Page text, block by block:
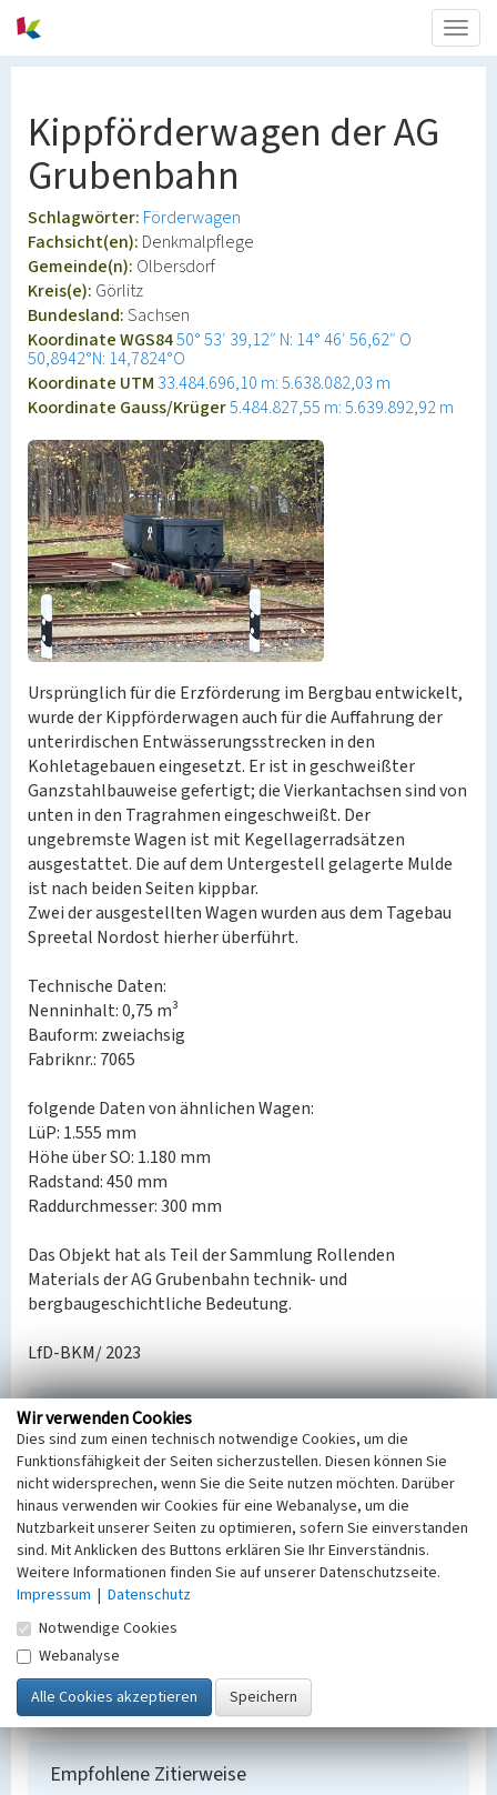
Kippförderwagen der AG
Grubenbahn
Schlagwörter: Förderwagen
Fachsicht(en): Denkmalpflege
Gemeinde(n): Olbersdorf
Kreis(e): Görlitz
Bundesland:Sachsen
Koordinate WGS8450° 53′ 39,12″ N: 14° 46′ 56,62″ O
50,8942°N: 14,7824°O
Koordinate UTM 33.484.696,10 m: 5.638.082,03 m
Koordinate Gauss/Krüger5.484.827,55 m: 5.639.892,92 m
Ursprünglich für die Erzförderung im Bergbau entwickelt,
wurde der Kippförderwagen auch für die Auffahrung der
unterirdischen Entwässerungsstrecken in den
Kohletagebauen eingesetzt. Er ist in geschweißter
Ganzstahlbauweise gefertigt; die Vierkantachsen sind von
unten in den Tragrahmen eingeschweißt. Der
ungebremste Wagen ist mit Kegellagerradsätzen
ausgestattet. Die auf dem Untergestell gelagerte Mulde
ist nach beiden Seiten kippbar.
Zwei der ausgestellten Wagen wurden aus dem Tagebau
Spreetal Nordost hierher überführt.
Technische Daten:
Nenninhalt: 0,75 m³
Bauform: zweiachsig
Fabriknr.: 7065
folgende Daten von ähnlichen Wagen:
LüP: 1.555 mm
Höhe über SO: 1.180 mm
Radstand: 450 mm
Raddurchmesser: 300 mm
Das Objekt hat als Teil der Sammlung Rollenden
Materials der AG Grubenbahn technik- und
bergbaugeschichtliche Bedeutung.
LfD-BKM/ 2023
Kippförderwagen der AG Grubenbahn
Schlagwörter
Förderwagen
Ort
Olbersdorf
Fachsicht(en)
Denkmalpflege
Erfassungsmaßstab
Keine Angabe
Erfassungsmethode
Übernahme aus externer Fachdatenbank
Empfohlene Zitierweise
Wir verwenden Cookies
Dies sind zum einen technisch notwendige Cookies, um die
Funktionsfähigkeit der Seiten sicherzustellen. Diesen können Sie
nicht widersprechen, wenn Sie die Seite nutzen möchten. Darüber
hinaus verwenden wir Cookies für eine Webanalyse, um die
Nutzbarkeit unserer Seiten zu optimieren, sofern Sie einverstanden
sind. Mit Anklicken des Buttons erklären Sie Ihr Einverständnis.
Weitere Informationen finden Sie auf unserer Datenschutzseite.
Impressum | Datenschutz
Notwendige Cookies
Webanalyse